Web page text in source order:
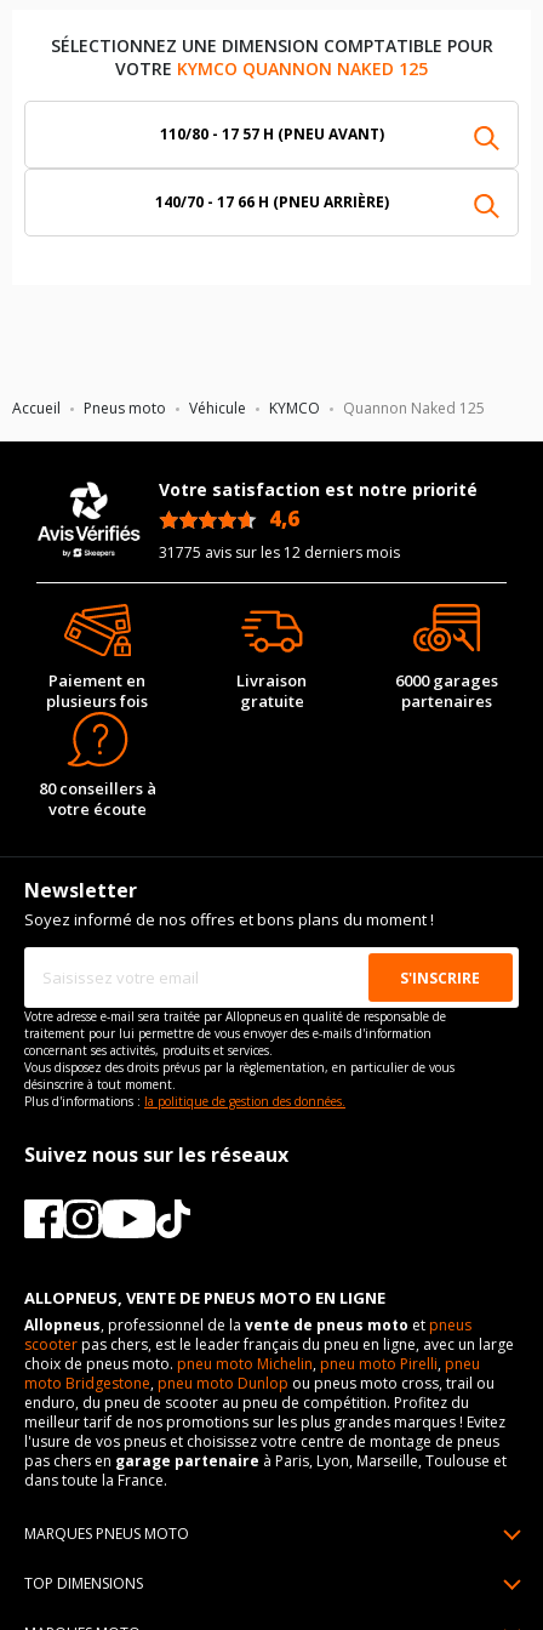
Accueil Pneus moto Véhicule KYMCO Quannon Naked 125
SÉLECTIONNEZ UNE DIMENSION COMPTATIBLE POUR
VOTRE KYMCO QUANNON NAKED 125
110/80 - 17 57 H (PNEU AVANT)
140/70 - 17 66 H (PNEU ARRIÈRE)
Votre satisfaction est notre priorité
4,6
31775 avis sur les 12 derniers mois
Paiement en
plusieurs fois
Livraison
gratuite
6000 garages
partenaires
80 conseillers à
votre écoute
Newsletter
Soyez informé de nos offres et bons plans du moment !
Votre adresse e-mail sera traitée par Allopneus en qualité de responsable de
traitement pour lui permettre de vous envoyer des e-mails d'information
concernant ses activités, produits et services.
Vous disposez des droits prévus par la règlementation, en particulier de vous
désinscrire à tout moment.
Plus d'informations : la politique de gestion des données.
Suivez nous sur les réseaux
ALLOPNEUS, VENTE DE PNEUS MOTO EN LIGNE
Allopneus, professionnel de la vente de pneus moto etpneus
scooterpas chers, est le leader français du pneu en ligne, avec un large
choix de pneus moto. pneu moto Michelin,pneu moto Pirelli,pneu
moto Bridgestone,pneu moto Dunlop ou pneus moto cross, trail ou
enduro, du pneu de scooter au pneu de compétition. Profitez du
meilleur tarif de nos promotions sur les plus grandes marques ! Evitez
l'usure de vos pneus et choisissez votre centre de montage de pneus
pas chers en garage partenaire à Paris, Lyon, Marseille, Toulouse et
dans toute la France.
MARQUES PNEUS MOTO
TOP DIMENSIONS